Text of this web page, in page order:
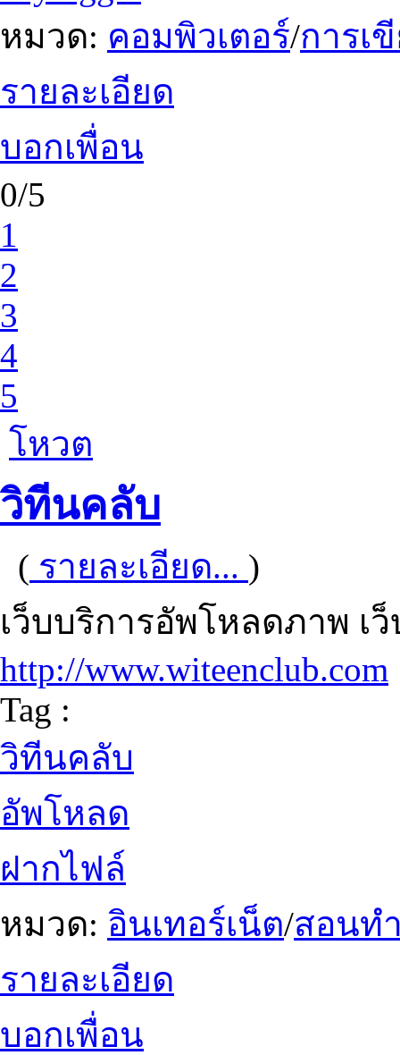
หมวด: คอมพิวเตอร์/การเ
รายละเอียด
บอกเพื่อน
0/5
1
2
3
4
5
โหวต
วิทีนคลับ
( รายละเอียด... )
เว็บบริการอัพโหลดภาพ
http://www.witeenclub.com
Tag :
วิทีนคลับ
อัพโหลด
ฝากไฟล์
หมวด: อินเทอร์เน็ต/สอนท
รายละเอียด
บอกเพื่อน